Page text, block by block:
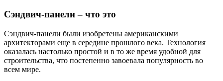
Сэндвич-панели – что это
Сэндвич-панели были изобретены американскими
архитекторами еще в середине прошлого века. Технология
оказалась настолько простой и в то же время удобной для
строительства, что постепенно завоевала популярность во
всем мире.